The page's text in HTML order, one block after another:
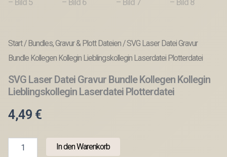
Start/Bundles, Gravur & Plott Dateien/ SVG Laser Datei Gravur
Bundle Kollegen Kollegin Lieblingskollegin Laserdatei Plotterdatei
SVG Laser Datei Gravur Bundle Kollegen Kollegin
Lieblingskollegin Laserdatei Plotterdatei
4,49 €
In den Warenkorb